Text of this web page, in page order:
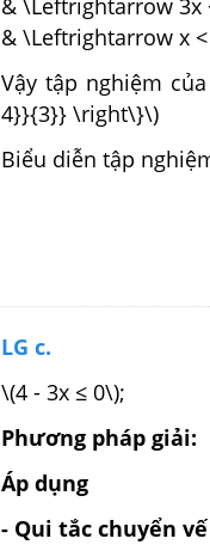
& \Leftrightarrow x
Vậy tập nghiệm
4}}{3}} \right\}\)
Biểu diễn tập
LG c.
\(4 - 3x ≤ 0\);
Phương pháp giải:
Áp dụng
- Qui tắc chuyển vế